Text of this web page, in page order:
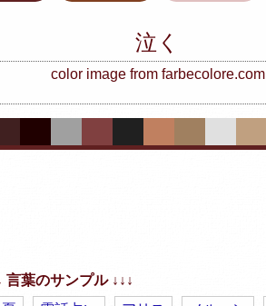
泣く
color image from farbecolore.com
言葉のサンプル ↓↓↓